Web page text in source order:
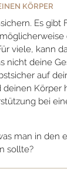
KÖRPER
Es gibt
viele, kann
nicht deine
auf
Körper
bei
man in den
sollte?